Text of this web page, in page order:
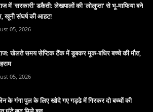
में 'सरकारी' डकैती: लेखपालों की 'लोलुप्ता' से भू-माफिया बने
खूनी संघर्ष की आहट!
05, 2026
खेलते समय सेप्टिक टैंक में डूबकर मूक-बधिर बच्चे की मौत,
05, 2026
के गंगा पुल के लिए खोदे गए गड्ढे में गिरकर दो बच्चों की